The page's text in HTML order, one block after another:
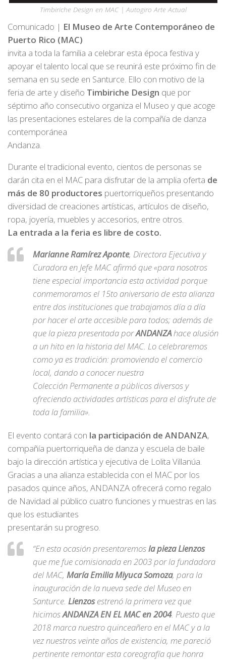
Timbiriche Design en MAC | Autogiro Arte Actual
Comunicado | El Museo de Arte Contemporáneo de
Puerto Rico (MAC)
invita a toda la familia a celebrar esta época festiva y
apoyar el talento local que se reunirá este próximo fin de
semana en su sede en Santurce. Ello con motivo de la
feria de arte y diseño Timbiriche Design que por
séptimo año consecutivo organiza el Museo y que acoge
las presentaciones estelares de la compañía de danza
contemporánea
Andanza.
Durante el tradicional evento, cientos de personas se
darán cita en el MAC para disfrutar de la amplia oferta de
más de 80 productores puertorriqueños presentando
diversidad de creaciones artísticas, artículos de diseño,
ropa, joyería, muebles y accesorios, entre otros.
La entrada a la feria es libre de costo.
Marianne Ramírez Aponte, Directora Ejecutiva y
Curadora en Jefe MAC afirmó que «para nosotros
tiene especial importancia esta actividad porque
conmemoramos el 15to aniversario de esta alianza
entre dos instituciones que trabajamos día a día
por hacer el arte accesible para todos; además de
que la pieza presentada porANDANZAhace alusión
a un hito en la historia del MAC. Lo celebraremos
como ya es tradición: promoviendo el comercio
local, dando a conocer nuestra
Colección Permanente a públicos diversos y
ofreciendo actividades artísticas para el disfrute de
toda la familia».
El evento contará con la participación de ANDANZA,
compañía puertorriqueña de danza y escuela de baile
bajo la dirección artística y ejecutiva de Lolita Villanúa.
Gracias a una alianza establecida con el MAC por los
pasados quince años, ANDANZA ofrecerá como regalo
de Navidad al público cuatro funciones y muestras en las
que los estudiantes
presentarán su progreso.
“En esta ocasión presentaremosla pieza Lienzos
que me fue comisionada en 2003 por la fundadora
del MAC, María Emilia Miyuca Somoza, para la
inauguración de la nueva sede del Museo en
Santurce. Lienzosestrenó la primera vez que
hicimosANDANZA EN EL MAC en 2004. Puesto que
2018 marca nuestro quinceañero en el MAC y a la
vez nuestros veinte años de existencia, me pareció
pertinente remontar esta coreografía que honra